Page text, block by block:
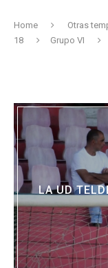
Home Otras
18
Grupo VI
LA UD